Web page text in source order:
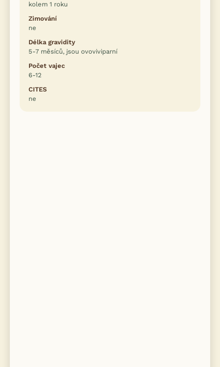
kolem 1 roku
Zimování
ne
Délka gravidity
5-7 měsíců, jsou ovoviviparní
Počet vajec
6-12
CITES
ne